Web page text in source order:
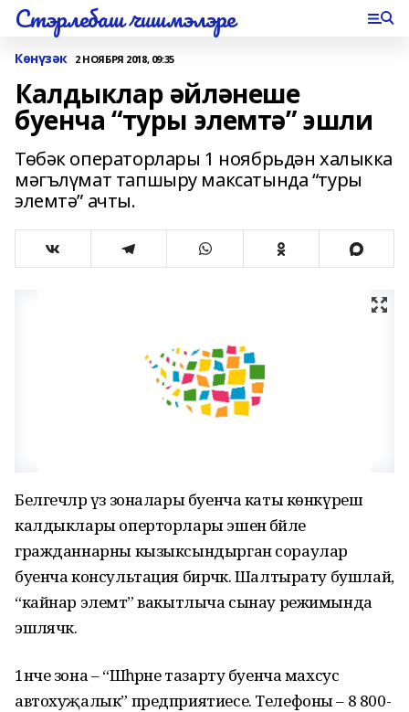
Стэрлебаш чишмэлэре
Көнүзәк 2 НОЯБРЯ 2018, 09:35
Калдыклар әйләнеше
буенча “туры элемтә” эшли
Төбәк операторлары 1 ноябрьдән халыкка
мәгълүмат тапшыру максатында “туры
элемтә” ачты.
Белгечләр үз зоналары буенча каты көнкүреш
калдыклары оперторлары эшенә бәйле
гражданнарны кызыксындырган сораулар
буенча консультация бирәчәк. Шалтырату бушлай,
“кайнар элемтә” вакытлыча сынау режимында
эшләячәк.
1нче зона – “Шәһәрне тазарту буенча махсус
автохуҗалык” предприятиесе. Телефоны – 8 800-